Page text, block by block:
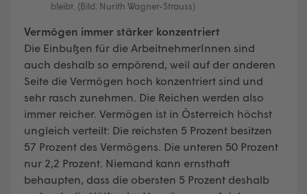
bleibt. (Bild: Nurith Wagner-Strauss)
Vermögen immer stärker konzentriert
Die Einbußen für die ArbeitnehmerInnen sind
auch deshalb so empörend, weil auf der anderen
Seite die Vermögen hoch konzentriert sind und
sehr rasch zunehmen. Die Reichen werden also
immer reicher. Vermögen ist in Österreich höchst
ungleich verteilt: Die reichsten 5 Prozent besitzen
57 Prozent des Vermögens. Die unteren 50 Prozent
nur 2,2 Prozent. Niemand kann ernsthaft
behaupten, dass die obersten 5 Prozent deshalb